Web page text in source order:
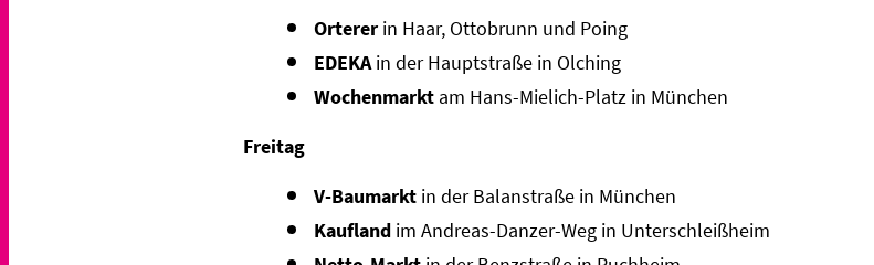
Orterer in Haar, Ottobrunn und Poing
EDEKAin der Hauptstraße in Olching
Wochenmarkt am Hans-Mielich-Platz in München
Freitag
V-Baumarkt in der Balanstraße in München
Kaufland im Andreas-Danzer-Weg in Unterschleißheim